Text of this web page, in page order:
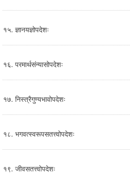
१५. ज्ञानयज्ञोपदेशः
१६. परमार्थसंन्यासोपदेशः
१७. निस्त्रैगुण्यभावोपदेशः
१८. भगवत्स्वरूपसतत्त्वोपदेशः
१९. जीवसतत्त्वोपदेशः